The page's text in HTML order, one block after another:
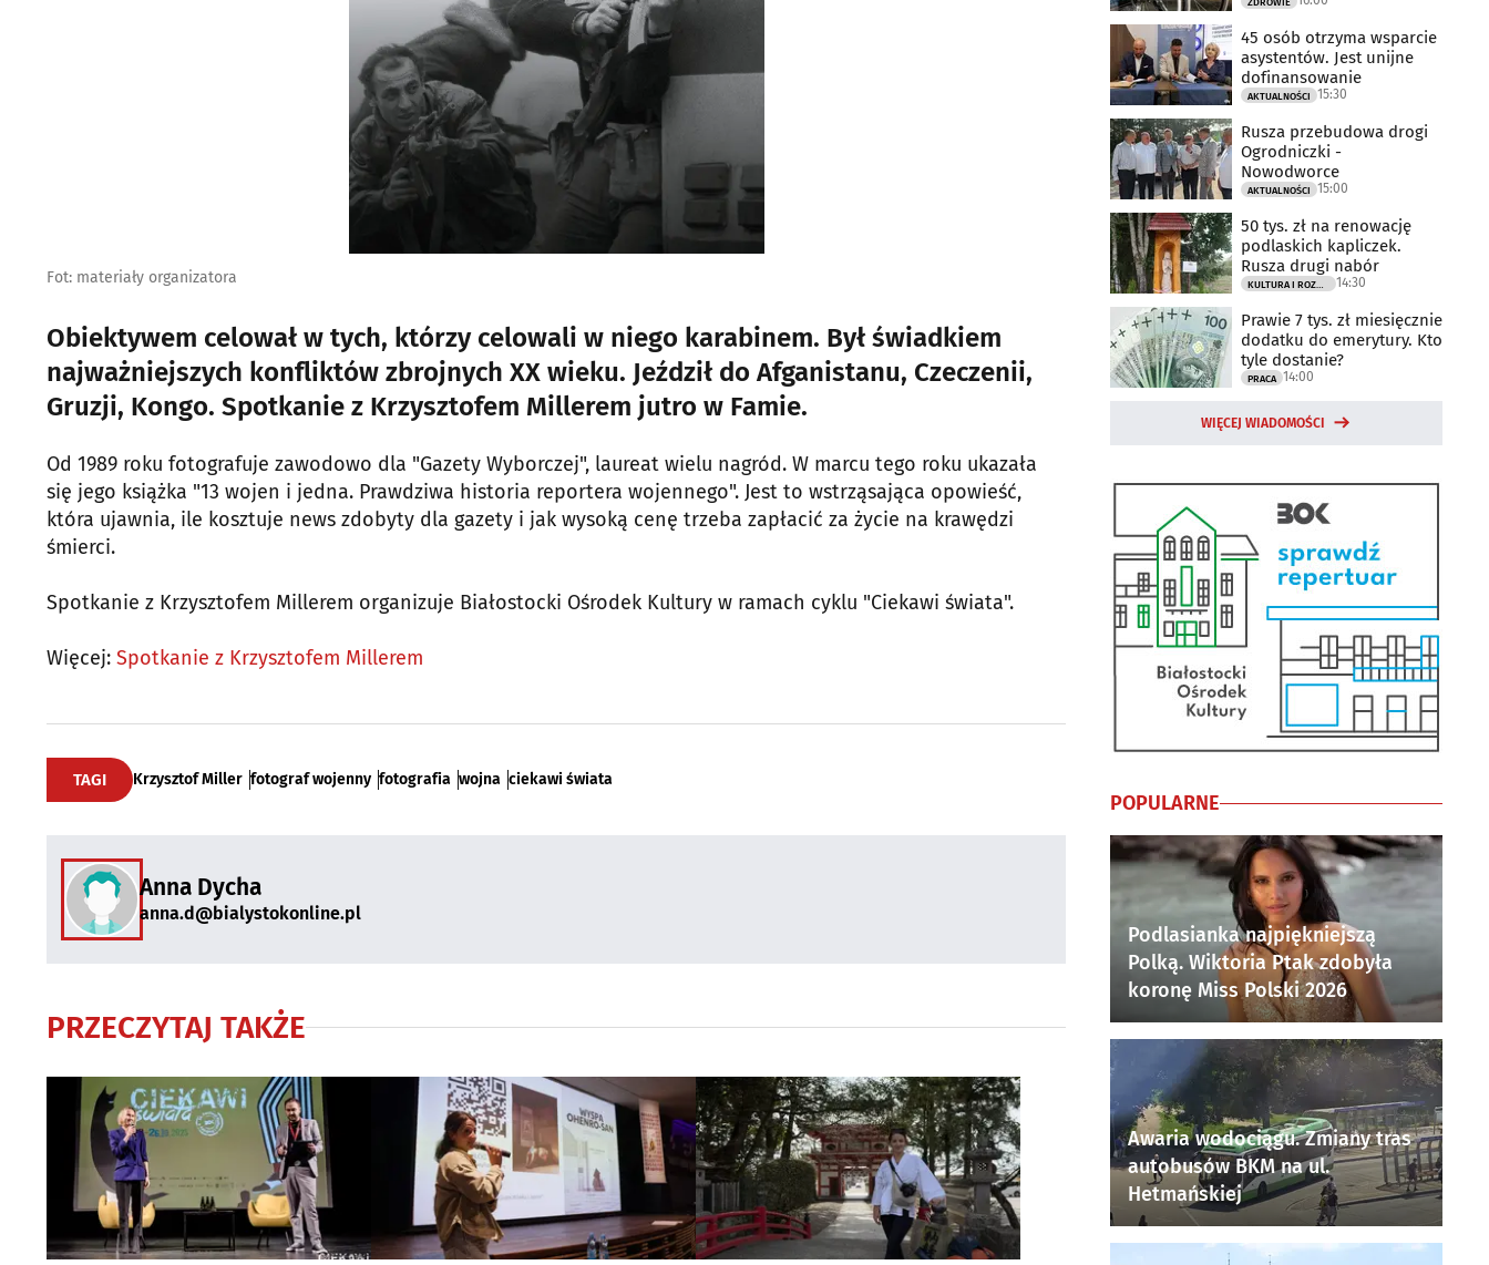
Fot: materiały organizatora
Obiektywem celował w tych, którzy celowali w niego karabinem. Był świadkiem
najważniejszych konfliktów zbrojnych XX wieku. Jeździł do Afganistanu, Czeczenii,
Gruzji, Kongo. Spotkanie z Krzysztofem Millerem jutro w Famie.
Od 1989 roku fotografuje zawodowo dla "Gazety Wyborczej", laureat wielu nagród. W marcu tego roku ukazała
się jego książka "13 wojen i jedna. Prawdziwa historia reportera wojennego". Jest to wstrząsająca opowieść,
która ujawnia, ile kosztuje news zdobyty dla gazety i jak wysoką cenę trzeba zapłacić za życie na krawędzi
śmierci.
Spotkanie z Krzysztofem Millerem organizuje Białostocki Ośrodek Kultury w ramach cyklu "Ciekawi świata".
Więcej: Spotkanie z Krzysztofem Millerem
TAGI Krzysztof Miller fotograf wojenny fotografia wojna ciekawi świata
Anna Dycha
anna.d@bialystokonline.pl
PRZECZYTAJ TAKŻE
45 osób otrzyma wsparcie
asystentów. Jest unijne
dofinansowanie
AKTUALNOŚCI 15:30
Rusza przebudowa drogi
Ogrodniczki -
Nowodworce
AKTUALNOŚCI 15:00
50 tys. zł na renowację
podlaskich kapliczek.
Rusza drugi nabór
14:30
Prawie 7 tys. zł miesięcznie
dodatku do emerytury. Kto
tyle dostanie?
PRACA 14:00
WIĘCEJ WIADOMOŚCI
POPULARNE
Podlasianka najpiękniejszą
Polką. Wiktoria Ptak zdobyła
koronę Miss Polski 2026
Awaria wodociągu. Zmiany tras
autobusów BKM na ul.
Hetmańskiej